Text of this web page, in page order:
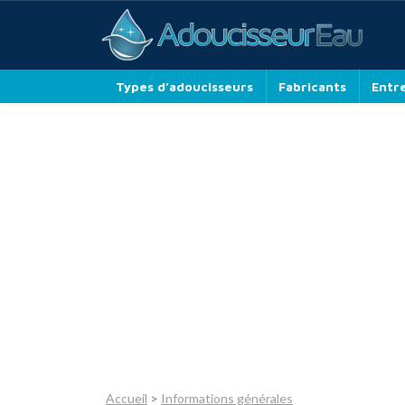
Types d’adoucisseurs Fabricants
Accueil > Informations générales